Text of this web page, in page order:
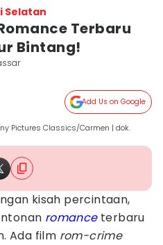
Selatan
Terbaru
Bintang!
Add Us on Google
Pictures Classics/Carmen | dok.
kisah percintaan,
romance terbaru
Ada film rom-crime